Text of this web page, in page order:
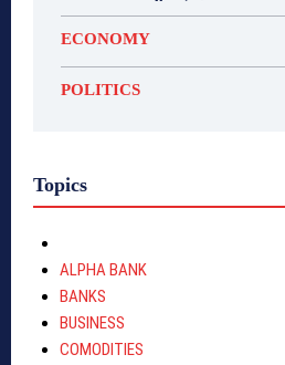
ECONOMY
POLITICS
Topics
ALPHA BANK
BANKS
BUSINESS
COMODITIES